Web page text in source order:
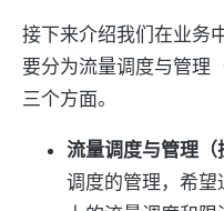
接下来介绍我们在业务
要分为流量调度与管理
三个方面。
流量调度与管理（
调度的管理，希望